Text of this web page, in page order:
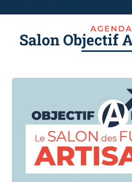
AGENDA
Salon Objectif